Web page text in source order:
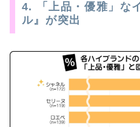
4. 「上品・優雅」な
ル』が突出